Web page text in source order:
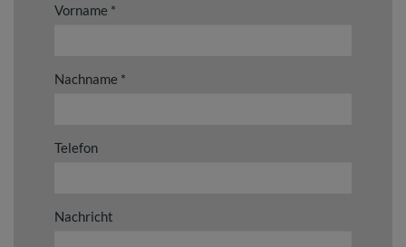
Vorname
Nachname
Telefon
Nachricht